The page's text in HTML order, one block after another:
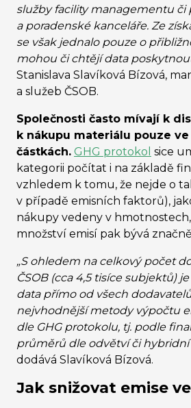
služby facility managementu či
a poradenské kanceláře. Ze
se však jednalo pouze o
mohou či chtějí data
Stanislava Slavíková Bízová,
a služeb ČSOB.
Společnosti často mívají k
k nákupu materiálu pouze
částkách. GHG protokol sice
kategorii počítat i na základě
vzhledem k tomu, že nejde o
v případě emisních faktorů),
nákupy vedeny v
množství emisí pak bývá
„S ohledem na celkový počet
ČSOB (cca 4,5 tisíce subjektů)
data přímo od všech
nejvhodnější metody výpočtu
dle GHG protokolu, tj. podle
průměrů dle odvětví či hybridní
dodává Slavíková Bízová.
Jak snižovat emise